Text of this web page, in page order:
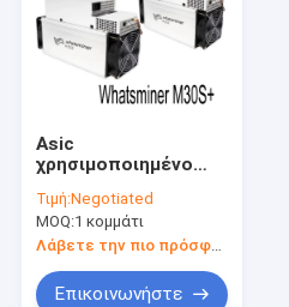
Asic
χρησιμοποιημένο
3268W Microbt M30s
Whatsminer M20s
70t Microbt
Whatsminer M32
M31s Asic
Τιμή:Negotiated
MOQ:1 κομμάτι
Λάβετε την πιο πρόσφατη τιμή
Επικοινωνήστε